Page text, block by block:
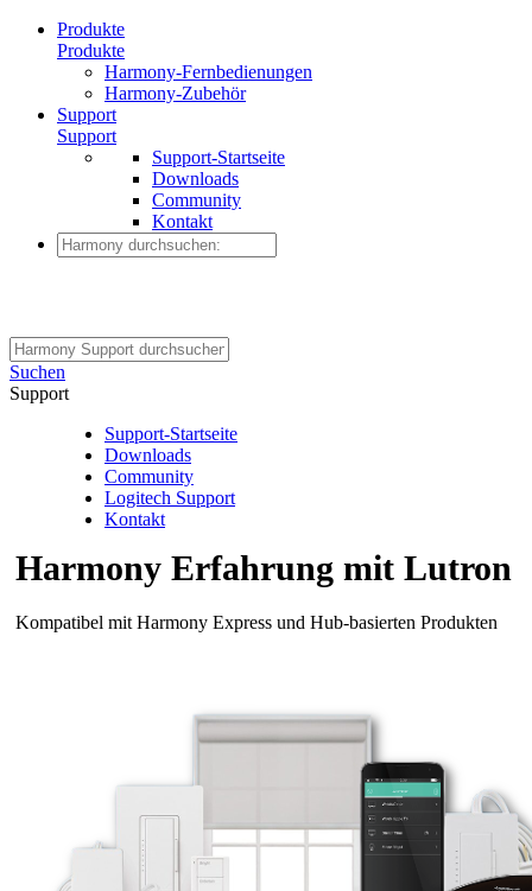
Produkte
Produkte
Harmony-Fernbedienungen
Harmony-Zubehör
Support
Support
Support-Startseite
Downloads
Community
Kontakt
Suchen
Support
Support-Startseite
Downloads
Community
Logitech Support
Kontakt
Harmony Erfahrung mit Lutron
Kompatibel mit Harmony Express und Hub-basierten Produkten